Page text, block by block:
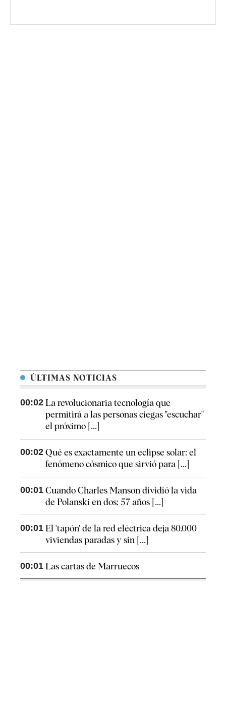
ÚLTIMAS NOTICIAS
00:02 La revolucionaria tecnología que
permitirá a las personas ciegas "escuchar"
el próximo [...]
00:02 Qué es exactamente un eclipse solar: el
fenómeno cósmico que sirvió para [...]
00:01 Cuando Charles Manson dividió la vida
de Polanski en dos: 57 años [...]
00:01 El 'tapón' de la red eléctrica deja 80.000
viviendas paradas y sin [...]
00:01 Las cartas de Marruecos